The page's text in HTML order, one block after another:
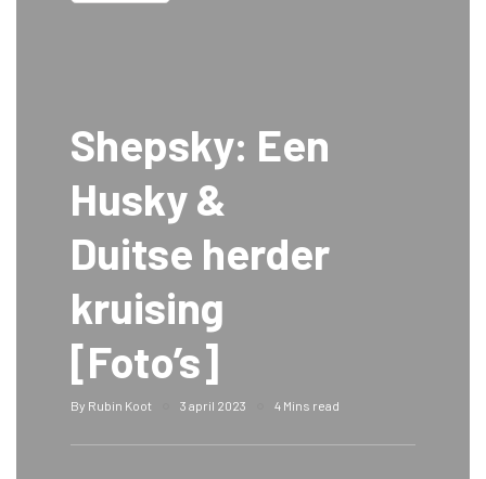
Shepsky: Een
Husky &
Duitse herder
kruising
[Foto’s]
By Rubin Koot 3 april 2023 4 Mins read